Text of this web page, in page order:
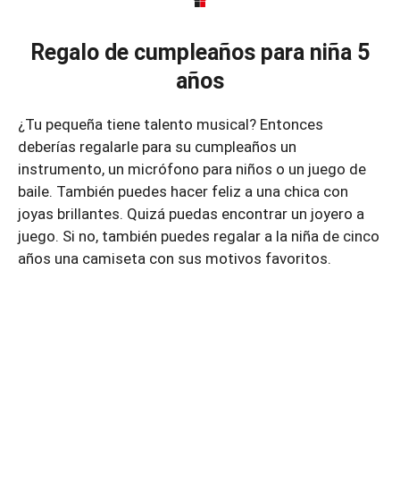
Regalo de cumpleaños para niña 5
años
¿Tu pequeña tiene talento musical? Entonces
deberías regalarle para su cumpleaños un
instrumento, un micrófono para niños o un juego de
baile. También puedes hacer feliz a una chica con
joyas brillantes. Quizá puedas encontrar un joyero a
juego. Si no, también puedes regalar a la niña de cinco
años una camiseta con sus motivos favoritos.